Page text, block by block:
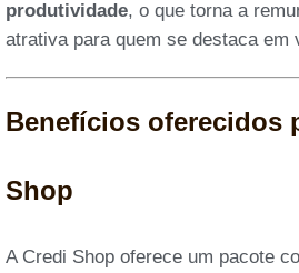
produtividade, o que torna a
atrativa para quem se destaca em
Benefícios oferecidos
Shop
A Credi Shop oferece um pacote